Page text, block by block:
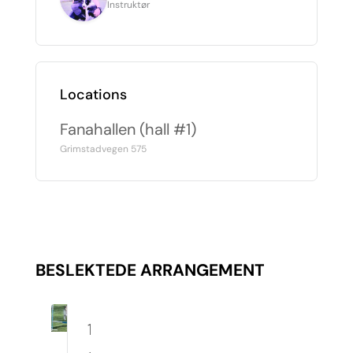
Instruktør
Locations
Fanahallen (hall #1)
Grimstadvegen 575
BESLEKTEDE ARRANGEMENT
10.